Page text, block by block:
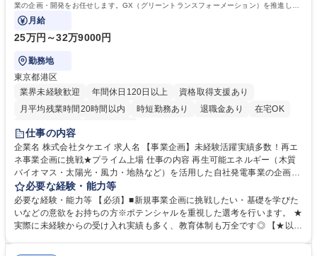
業の企画・開発をお任せします。GX（グリーントランスフォーメーション）を推進し、
脱炭素社会の実現に貢献いただきます。
月給
25万円～32万9000円
勤務地
東京都港区
業界未経験歓迎
年間休日120日以上
資格取得支援あり
月平均残業時間20時間以内
時短勤務あり 退職金あり
在宅OK
完全週休2日制
仕事の内容
企業名 株式会社タケエイ 求人名 【事業企画】未経験活躍実績多数！再エ
ネ事業企画に挑戦★プライム上場 仕事の内容 再生可能エネルギー（木質
バイオマス・太陽光・風力・地熱など）を活用した自社発電事業の企画・
開発をお任せします。GX（グリーントランスフォーメーション）を推進
し、脱炭素社会の実現に貢献いただきます。 【★未経験受け入れ実績多
数！段階的に習得可能です】■再エネ発電事業の企画・立案（例：遊休地
を活用した太陽光発電、林地残材を活かしたバイオマス発電）■補助金・
必要な経験・能力等
必要な経験・能力等 【必須】■新規事業企画に挑戦したい・基礎を学びた
いなどの意欲をお持ちの方※ポテンシャルを重視した選考を行います。 ★
実際に未経験からの受け入れ実績も多く、教育体制も万全です◎ 【★以下